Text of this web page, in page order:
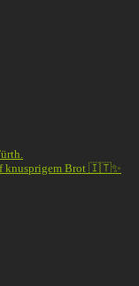
knusprigem Brot 🇮🇹✨